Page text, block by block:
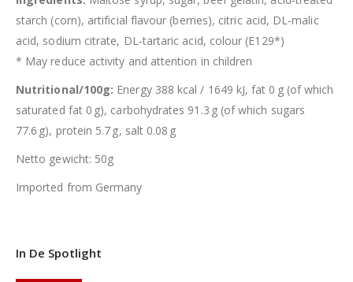
starch (corn), artificial flavour (berries), citric acid, DL‑malic
acid, sodium citrate, DL‑tartaric acid, colour (E129*)
* May reduce activity and attention in children
Nutritional/100g: Energy 388 kcal / 1649 kJ, fat 0 g (of which
saturated fat 0 g), carbohydrates 91.3 g (of which sugars
77.6 g), protein 5.7 g, salt 0.08 g
Netto gewicht: 50g
Imported from Germany
In De Spotlight